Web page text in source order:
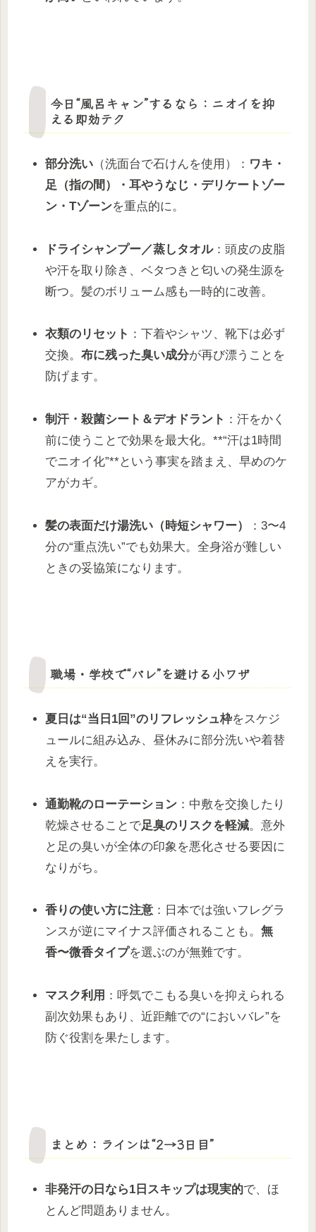
今日“風呂キャン”するなら：ニオイを抑
える即効テク
部分洗い （洗面台で石けんを使用）： ワキ・
足（指の間）・耳やうなじ・デリケートゾー
ン・Tゾーンを重点的に。
ドライシャンプー／蒸しタオル：頭皮の皮脂
や汗を取り除き、ベタつきと匂いの発生源を
断つ。髪のボリューム感も一時的に改善。
衣類のリセット ：下着やシャツ、靴下は必ず
交換。布に残った臭い成分が再び漂うことを
防げます。
制汗・殺菌シート＆デオドラント ：汗をかく
前に使うことで効果を最大化。**“汗は1時間
でニオイ化”**という事実を踏まえ、早めのケ
アがカギ。
髪の表面だけ湯洗い（時短シャワー）
：3〜4
分の“重点洗い”でも効果大。全身浴が難しい
ときの妥協策になります。
職場・学校で“バレ”を避ける小ワザ
夏日は“当日1回”のリフレッシュ枠をスケジ
ュールに組み込み、昼休みに部分洗いや着替
えを実行。
通勤靴のローテーション ：中敷を交換したり
乾燥させることで足臭のリスクを軽減。意外
と足の臭いが全体の印象を悪化させる要因に
なりがち。
香りの使い方に注意 ：日本では強いフレグラ
ンスが逆にマイナス評価されることも。無
香〜微香タイプを選ぶのが無難です。
マスク利用 ：呼気でこもる臭いを抑えられる
副次効果もあり、近距離での“においバレ”を
防ぐ役割を果たします。
まとめ：ラインは“2→3日目”
非発汗の日なら1日スキップは現実的で、ほ
とんど問題ありません。